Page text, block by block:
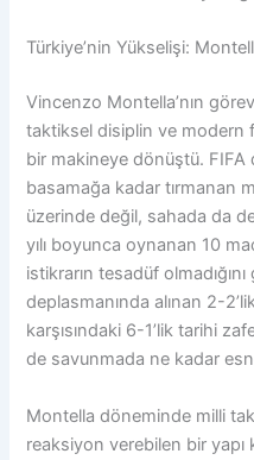
Türkiye’nin Yükselişi:
Vincenzo Montella’nın
taktiksel disiplin ve modern
bir makineye dönüştü. FIFA
basamağa kadar tırmanan
üzerinde değil, sahada da
yılı boyunca oynanan 10
istikrarın tesadüf
deplasmanında alınan 2-
karşısındaki 6-1’lik tarihi
de savunmada ne kadar
Montella döneminde milli
reaksiyon verebilen bir yapı